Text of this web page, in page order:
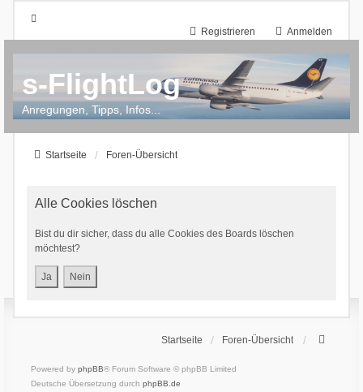
Anmelden
Registrieren
s-FlightLog
Anregungen, Tipps, Infos...
Startseite Foren-Übersicht
Alle Cookies löschen
Bist du dir sicher, dass du alle Cookies des Boards löschen
möchtest?
Startseite Foren-Übersicht
Powered by phpBB® Forum Software © phpBB Limited
Deutsche Übersetzung durch phpBB.de